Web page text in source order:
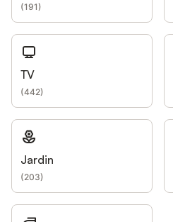
(191)
TV
(442)
Jardin
(203)